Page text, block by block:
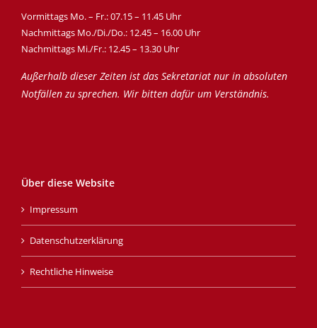
Vormittags Mo. – Fr.: 07.15 – 11.45 Uhr
Nachmittags Mo./Di./Do.: 12.45 – 16.00 Uhr
Nachmittags Mi./Fr.: 12.45 – 13.30 Uhr
Außerhalb dieser Zeiten ist das Sekretariat nur in absoluten
Notfällen zu sprechen. Wir bitten dafür um Verständnis.
Über diese Website
Impressum
Datenschutzerklärung
Rechtliche Hinweise